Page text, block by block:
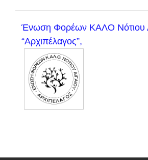
Ένωση Φορέων ΚAΛΟ Νότιου
“Αρχιπέλαγος”,